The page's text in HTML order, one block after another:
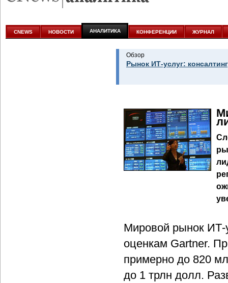
аналитике
CNEWS НОВОСТИ АНАЛИТИКА КОНФЕРЕНЦИИ ЖУРНАЛ
Обзор
Рынок ИТ-услуг:
Мировой рынок ИТ-
оценкам Gartner.
примерно до 820
до 1 трлн долл.